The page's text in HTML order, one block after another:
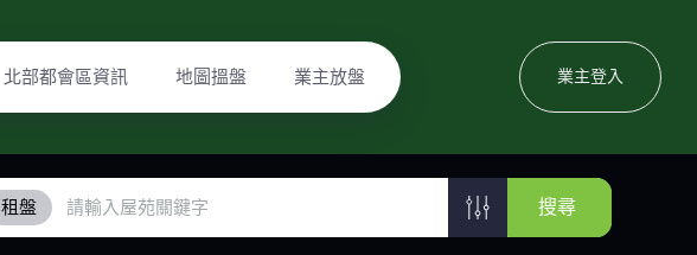
北部都會區資訊 地圖搵盤 業主放盤 業主登入
租盤 搜尋